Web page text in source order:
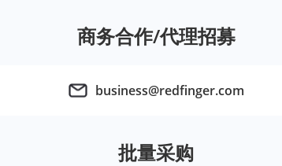
商务合作/代理招募
business@redfinger.com
批量采购